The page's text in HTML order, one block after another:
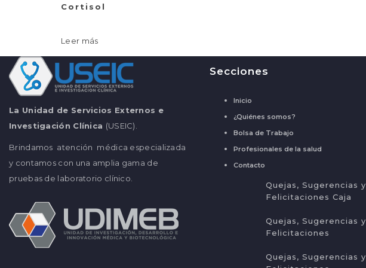
Cortisol
Leer más
La Unidad de Servicios Externos e
Investigación Clínica (USEIC).
Brindamos atención médica especializada
y contamos con una amplia gama de
pruebas de laboratorio clínico.
Secciones
Inicio
¿Quiénes somos?
Bolsa de Trabajo
Profesionales de la salud
Contacto
Quejas, Sugerencias y
Felicitaciones Caja
Quejas, Sugerencias y
Felicitaciones
Quejas, Sugerencias y